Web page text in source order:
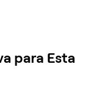
para Esta